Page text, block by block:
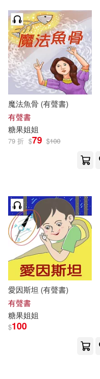
魔法魚骨 (有聲書)
有聲書
糖果姐姐
79 折 $79 $100
愛因斯坦 (有聲書)
有聲書
糖果姐姐
$100